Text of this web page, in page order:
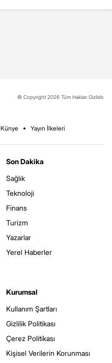
© Copyright 2026 Tüm Hakları Gizlidir.
Künye Yayın İlkeleri
Son Dakika
Sağlık
Teknoloji
Finans
Turizm
Yazarlar
Yerel Haberler
Kurumsal
Kullanım Şartları
Gizlilik Politikası
Çerez Politikası
Kişisel Verilerin Korunması